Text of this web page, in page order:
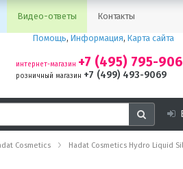
Видео-ответы Контакты
Помощь, Информация, Карта сайта
интернет-магазин +7 (495) 795-
розничный магазин +7 (499) 493-9069
Cosmetics Hadat Cosmetics Hydro Liquid